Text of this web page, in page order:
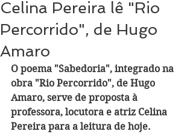
Celina Pereira lê "Rio
Percorrido", de Hugo
Amaro
O poema "Sabedoria", integrado na
obra "Rio Percorrido", de Hugo
Amaro, serve de proposta à
professora, locutora e atriz Celina
Pereira para a leitura de hoje.